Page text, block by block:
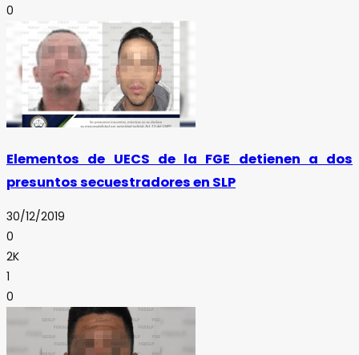
0
Elementos de UECS de la FGE detienen a dos
presuntos secuestradores en SLP
30/12/2019
0
2K
1
0